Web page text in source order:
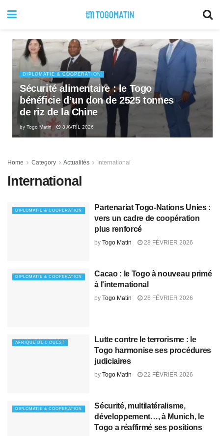
DIPLOMATIE & COOPERATION
Sécurité alimentaire : le Togo
bénéficie d’un don de 2525 tonnes
de riz de la Chine
by Togo Matin 8 AVRIL 2026
Home Category Actualités International
International
DIPLOMATIE & COOPERATION
Partenariat Togo-Nations Unies :
vers un cadre de coopération
plus renforcé
by Togo Matin 28 FÉVRIER 2026
DIPLOMATIE & COOPERATION
Cacao : le Togo à nouveau primé
à l'international
by Togo Matin 26 FÉVRIER 2026
AFRIQUE DE L OUEST
Lutte contre le terrorisme : le
Togo harmonise ses procédures
judiciaires
by Togo Matin 22 FÉVRIER 2026
DIPLOMATIE & COOPERATION
Sécurité, multilatéralisme,
développement…, à Munich, le
Togo a réaffirmé ses positions